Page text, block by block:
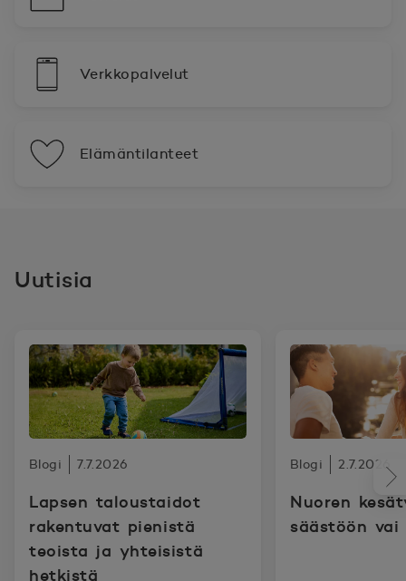
Verkkopalvelut
Elämäntilanteet
Uutisia
Blogi 7.7.2026
Lapsen taloustaidot
rakentuvat pienistä
teoista ja yhteisistä
hetkistä
Blogi 2.7.2026
Nuoren
säästöön